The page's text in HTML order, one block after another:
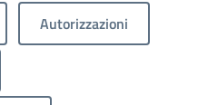
Autorizzazioni